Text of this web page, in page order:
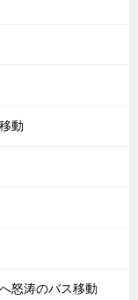
動
怒涛のバス移動